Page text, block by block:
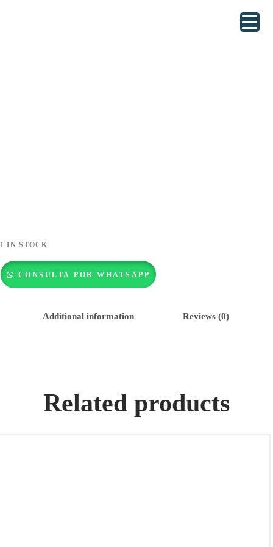
1 IN STOCK
CONSULTA POR WHATSAPP
Additional information Reviews (0)
Related products